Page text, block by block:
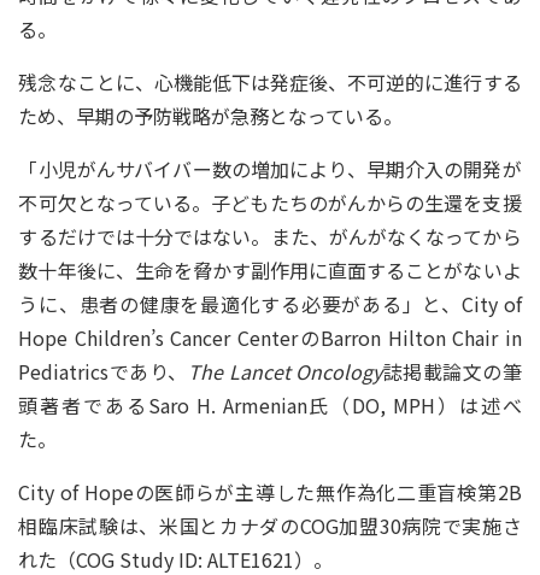
る。
残念なことに、心機能低下は発症後、不可逆的に進行する
ため、早期の予防戦略が急務となっている。
「小児がんサバイバー数の増加により、早期介入の開発が
不可欠となっている。子どもたちのがんからの生還を支援
するだけでは十分ではない。また、がんがなくなってから
数十年後に、生命を脅かす副作用に直面することがないよ
うに、患者の健康を最適化する必要がある」と、City of
Hope Children’s Cancer CenterのBarron Hilton Chair in
Pediatricsであり、
The Lancet Oncology誌掲載論文の筆
頭著者であるSaro H. Armenian氏（DO, MPH）は述べ
た。
City of Hopeの医師らが主導した無作為化二重盲検第2B
相臨床試験は、米国とカナダのCOG加盟30病院で実施さ
れた（COG Study ID: ALTE1621）。